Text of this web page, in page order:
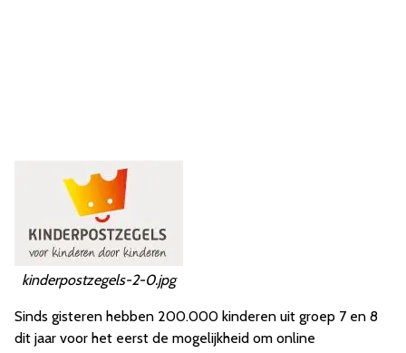
kinderpostzegels-2-0.jpg
Sinds gisteren hebben 200.000 kinderen uit groep 7 en 8
dit jaar voor het eerst de mogelijkheid om online